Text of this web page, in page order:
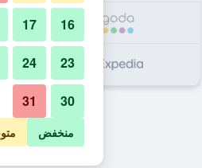
16
17
23
24
30
31
منخفض